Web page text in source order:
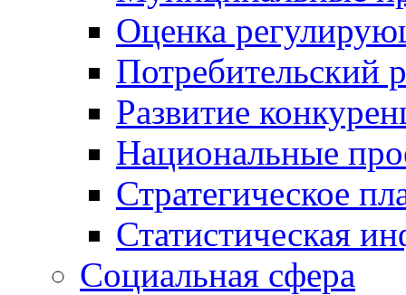
Оценка
Потребительский
Развитие
Национальные
Стратегическое
Статистическая
Социальная сфера